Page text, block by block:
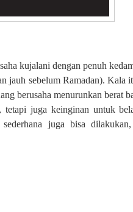
kujalani dengan penuh
jauh sebelum Ramadan). Kala
berusaha menurunkan berat
tetapi juga keinginan untuk
juga bisa